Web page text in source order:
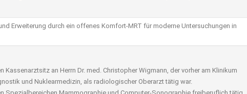
Erweiterung durch ein offenes Komfort-MRT für moderne Untersuchungen in
Kassenarztsitz an Herrn Dr. med. Christopher Wigmann, der vorher am Klinikum
und Nuklearmedizin, als radiologischer Oberarzt tätig war.